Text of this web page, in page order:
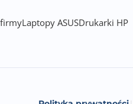
Laptopy ASUSDrukarki HP